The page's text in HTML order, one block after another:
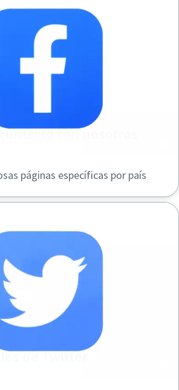
con nosotros
páginas específicas por país
de Twitter